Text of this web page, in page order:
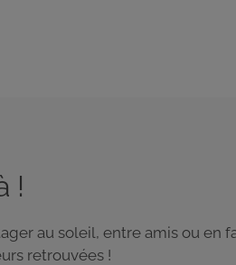
!
au soleil, entre amis ou
retrouvées !